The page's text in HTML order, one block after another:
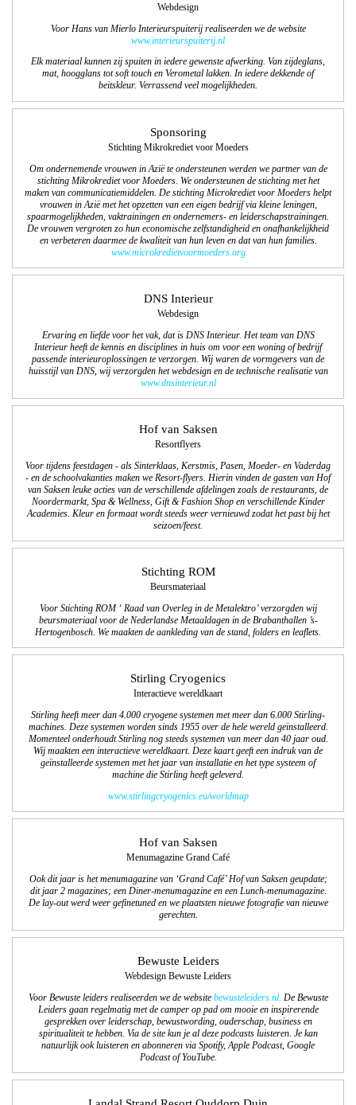
Webdesign
Voor Hans van Mierlo Interieurspuiterij realiseerden we de website
www.interieurspuiterij.nl
Elk materiaal kunnen zij spuiten in iedere gewenste afwerking. Van zijdeglans,
mat, hoogglans tot soft touch en Verometal lakken. In iedere dekkende of
beitskleur. Verrassend veel mogelijkheden.
Sponsoring
Stichting Mikrokrediet voor Moeders
Om ondernemende vrouwen in Azië te ondersteunen werden we partner van de
stichting Mikrokrediet voor Moeders. We ondersteunen de stichting met het
maken van communicatiemiddelen. De stichting Microkrediet voor Moeders helpt
vrouwen in Azië met het opzetten van een eigen bedrijf via kleine leningen,
spaarmogelijkheden, vaktrainingen en ondernemers- en leiderschapstrainingen.
De vrouwen vergroten zo hun economische zelfstandigheid en onafhankelijkheid
en verbeteren daarmee de kwaliteit van hun leven en dat van hun families.
www.microkredietvoormoeders.org
DNS Interieur
Webdesign
Ervaring en liefde voor het vak, dat is DNS Interieur. Het team van DNS
Interieur heeft de kennis en disciplines in huis om voor een woning of bedrijf
passende interieuroplossingen te verzorgen. Wij waren de vormgevers van de
huisstijl van DNS, wij verzorgden het webdesign en de technische realisatie van
www.dnsinterieur.nl
Hof van Saksen
Resortflyers
Voor tijdens feestdagen - als Sinterklaas, Kerstmis, Pasen, Moeder- en Vaderdag
- en de schoolvakanties maken we Resort-flyers. Hierin vinden de gasten van Hof
van Saksen leuke acties van de verschillende afdelingen zoals de restaurants, de
Noordermarkt, Spa & Wellness, Gift & Fashion Shop en verschillende Kinder
Academies. Kleur en formaat wordt steeds weer vernieuwd zodat het past bij het
seizoen/feest.
Stichting ROM
Beursmateriaal
Voor Stichting ROM ‘ Raad van Overleg in de Metalektro’ verzorgden wij
beursmateriaal voor de Nederlandse Metaaldagen in de Brabanthallen ’s-
Hertogenbosch. We maakten de aankleding van de stand, folders en leaflets.
Stirling Cryogenics
Interactieve wereldkaart
Stirling heeft meer dan 4.000 cryogene systemen met meer dan 6.000 Stirling-
machines. Deze systemen worden sinds 1955 over de hele wereld geïnstalleerd.
Momenteel onderhoudt Stirling nog steeds systemen van meer dan 40 jaar oud.
Wij maakten een interactieve wereldkaart. Deze kaart geeft een indruk van de
geïnstalleerde systemen met het jaar van installatie en het type systeem of
machine die Stirling heeft geleverd.
www.stirlingcryogenics.eu/worldmap
Hof van Saksen
Menumagazine Grand Café
Ook dit jaar is het menumagazine van ‘Grand Café’ Hof van Saksen geupdate;
dit jaar 2 magazines; een Diner-menumagazine en een Lunch-menumagazine.
De lay-out werd weer gefinetuned en we plaatsten nieuwe fotografie van nieuwe
gerechten.
Bewuste Leiders
Webdesign Bewuste Leiders
Voor Bewuste leiders realiseerden we de website bewusteleiders.nl. De Bewuste
Leiders gaan regelmatig met de camper op pad om mooie en inspirerende
gesprekken over leiderschap, bewustwording, ouderschap, business en
spiritualiteit te hebben. Via de site kun je al deze podcasts luisteren. Je kan
natuurlijk ook luisteren en abonneren via Spotify, Apple Podcast, Google
Podcast of YouTube.